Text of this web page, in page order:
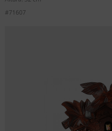
#71607